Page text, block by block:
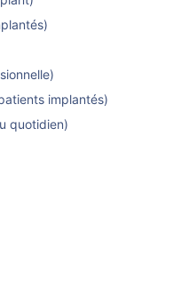
implantés)
quotidien)